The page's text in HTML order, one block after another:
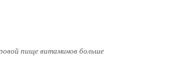
пище витаминов больше